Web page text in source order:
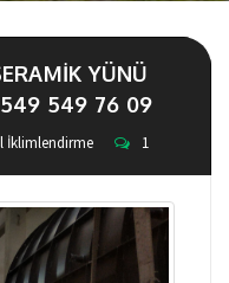
YÜNÜ
549 76 09
İklimlendirme 1